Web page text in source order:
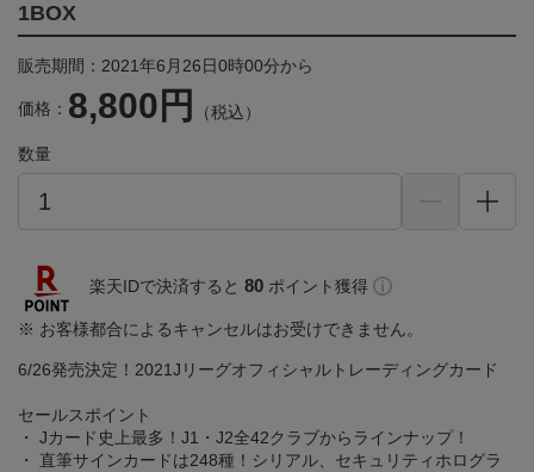
1BOX
販売期間：2021年6月26日0時00分から
価格： 8,800円 （税込）
数量
楽天IDで決済すると 80 ポイント獲得
※ お客様都合によるキャンセルはお受けできません。
6/26発売決定！2021Jリーグオフィシャルトレーディングカード
セールスポイント
・ Jカード史上最多！J1・J2全42クラブからラインナップ！
・ 直筆サインカードは248種！シリアル、セキュリティホログラ